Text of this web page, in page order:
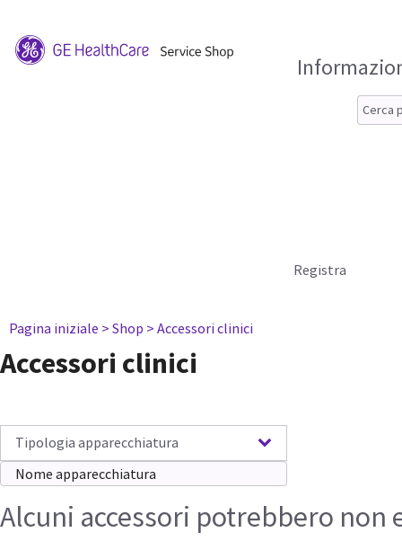
Registra
Pagina iniziale > Shop > Accessori clinici
Accessori clinici
Tipologia apparecchiatura
Alcuni accessori potrebbero non